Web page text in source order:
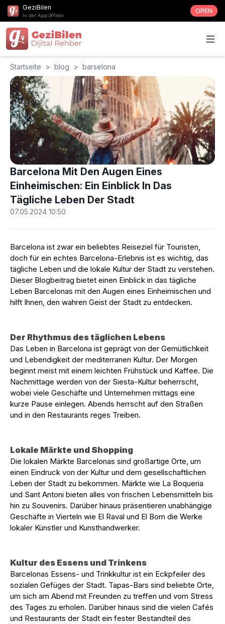
GeziBilen
In der App öffnen
OPEN
Startseite > blog > barselona
Barcelona Mit Den Augen Eines
Einheimischen: Ein Einblick In Das
Tägliche Leben Der Stadt
07.05.2024 10:50
Barcelona ist zwar ein beliebtes Reiseziel für Touristen,
doch für ein echtes Barcelona-Erlebnis ist es wichtig, das
tägliche Leben und die lokale Kultur der Stadt zu verstehen.
Dieser Blogbeitrag bietet einen Einblick in das tägliche
Leben Barcelonas mit den Augen eines Einheimischen und
hilft Ihnen, den wahren Geist der Stadt zu entdecken.
Der Rhythmus des täglichen Lebens
Das Leben in Barcelona ist geprägt von der Gemütlichkeit
und Lebendigkeit der mediterranen Kultur. Der Morgen
beginnt meist mit einem leichten Frühstück und Kaffee. Die
Nachmittage werden von der Siesta-Kultur beherrscht,
wobei viele Geschäfte und Unternehmen mittags eine
kurze Pause einlegen. Abends herrscht auf den Straßen
und in den Restaurants reges Treiben.
Lokale Märkte und Shopping
Die lokalen Märkte Barcelonas sind großartige Orte, um
einen Eindruck von der Kultur und dem gesellschaftlichen
Leben der Stadt zu bekommen. Märkte wie La Boqueria
und Sant Antoni bieten alles von frischen Lebensmitteln bis
hin zu Souvenirs. Darüber hinaus präsentieren unabhängige
Geschäfte in Vierteln wie El Raval und El Born die Werke
lokaler Künstler und Kunsthandwerker.
Kultur des Essens und Trinkens
Barcelonas Essens- und Trinkkultur ist ein Eckpfeiler des
sozialen Gefüges der Stadt. Tapas-Bars sind beliebte Orte,
um sich am Abend mit Freunden zu treffen und vom Stress
des Tages zu erholen. Darüber hinaus sind die vielen Cafés
und Restaurants der Stadt ein fester Bestandteil des